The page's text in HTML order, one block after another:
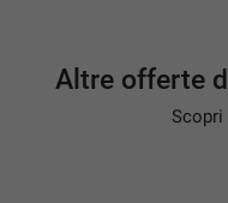
Altre offerte